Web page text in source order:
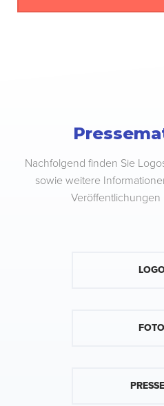
Nachfolgend finden Sie
sowie weitere